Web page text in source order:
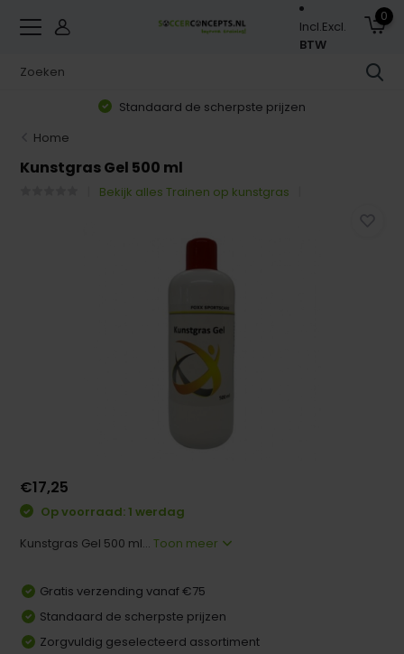
Incl.Excl.
BTW
0
Standaard de scherpste prijzen
Home
Kunstgras Gel 500 ml
Bekijk alles Trainen op kunstgras
€17,25
Op voorraad: 1 werdag
Kunstgras Gel 500 ml...Toon meer
Gratis verzending vanaf €75
Standaard de scherpste prijzen
Zorgvuldig geselecteerd assortiment